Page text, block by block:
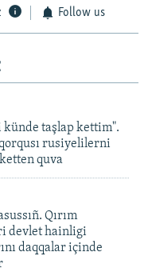
Follow us
künde taşlap kettim".
rusiyelilerni
quva
Qırım
devlet hainligi
daqqalar içinde